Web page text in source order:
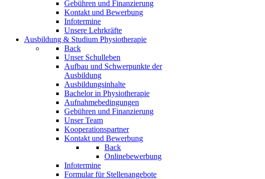
Gebühren und Finanzierung
Kontakt und Bewerbung
Infotermine
Unsere Lehrkräfte
Ausbildung & Studium Physiotherapie
Back
Unser Schulleben
Aufbau und Schwerpunkte der
Ausbildung
Ausbildungsinhalte
Bachelor in Physiotherapie
Aufnahmebedingungen
Gebühren und Finanzierung
Unser Team
Kooperationspartner
Kontakt und Bewerbung
Back
Onlinebewerbung
Infotermine
Formular für Stellenangebote